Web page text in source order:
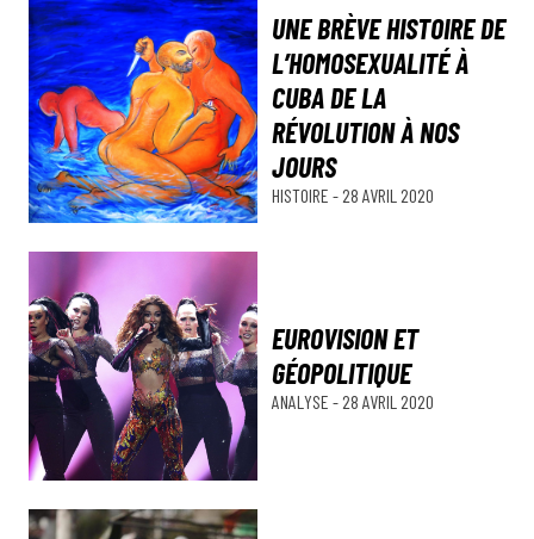
UNE BRÈVE HISTOIRE DE
L’HOMOSEXUALITÉ À
CUBA DE LA
RÉVOLUTION À NOS
JOURS
HISTOIRE - 28 AVRIL 2020
EUROVISION ET
GÉOPOLITIQUE
ANALYSE - 28 AVRIL 2020